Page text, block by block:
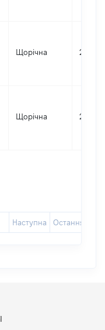
Щорічна 2017
Щорічна 2016
Наступна Остання